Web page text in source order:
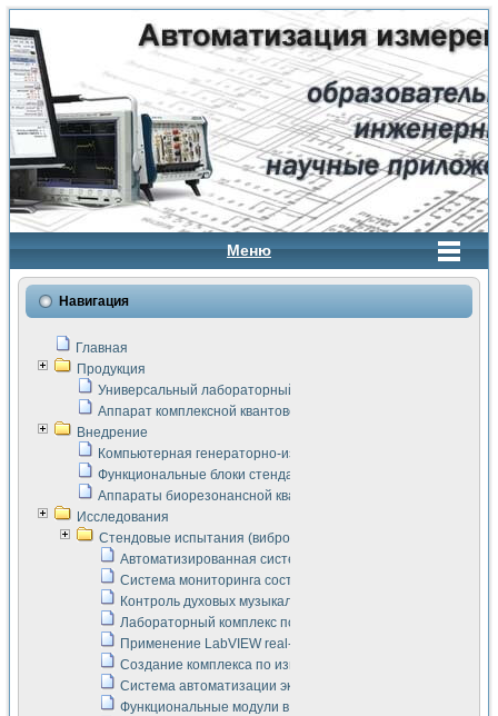
Меню
Навигация
Главная
Продукция
Универсальный лабораторный стенд "Сигнал-USB"
Аппарат комплексной квантовой терапии Интроскан
Внедрение
Компьютерная генераторно-измерительная система
Функциональные блоки стенда "Сигнал-USB"
Аппараты биорезонансной квантовой терапии серии СКАН
Исследования
Стендовые испытания (виброакустика, тензометрия и т.п.)
Автоматизированная система измерения параметров
Система мониторинга состояния тяговых
Контроль духовых музыкальных инструментов
Лабораторный комплекс по исследованию элементной
Применение LabVIEW real-time module для
Создание комплекса по измерению скорости подвижного
Система автоматизации экспериментальных
Функциональные модули в стандарте Nl SCXI для